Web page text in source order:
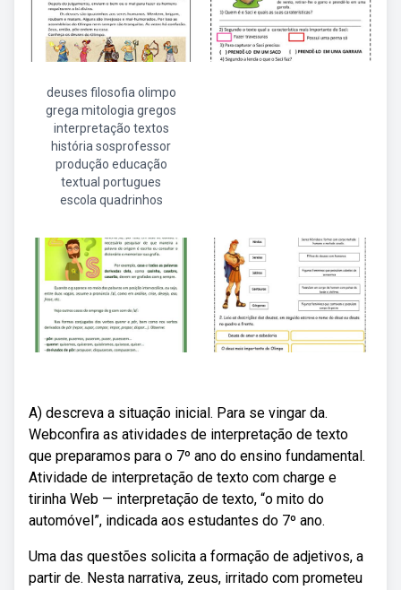
deuses filosofia olimpo
grega mitologia gregos
interpretação textos
história sosprofessor
produção educação
textual portugues
escola quadrinhos
A) descreva a situação inicial. Para se vingar da.
Webconfira as atividades de interpretação de texto
que preparamos para o 7º ano do ensino fundamental.
Atividade de interpretação de texto com charge e
tirinha Web — interpretação de texto, “o mito do
automóvel”, indicada aos estudantes do 7º ano.
Uma das questões solicita a formação de adjetivos, a
partir de. Nesta narrativa, zeus, irritado com prometeu